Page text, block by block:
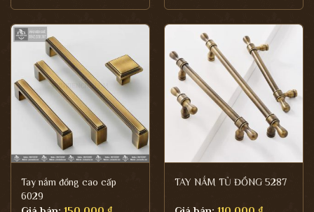
Tay nắm đồng cao cấp
6029
TAY NẮM TỦ ĐỒNG 5287